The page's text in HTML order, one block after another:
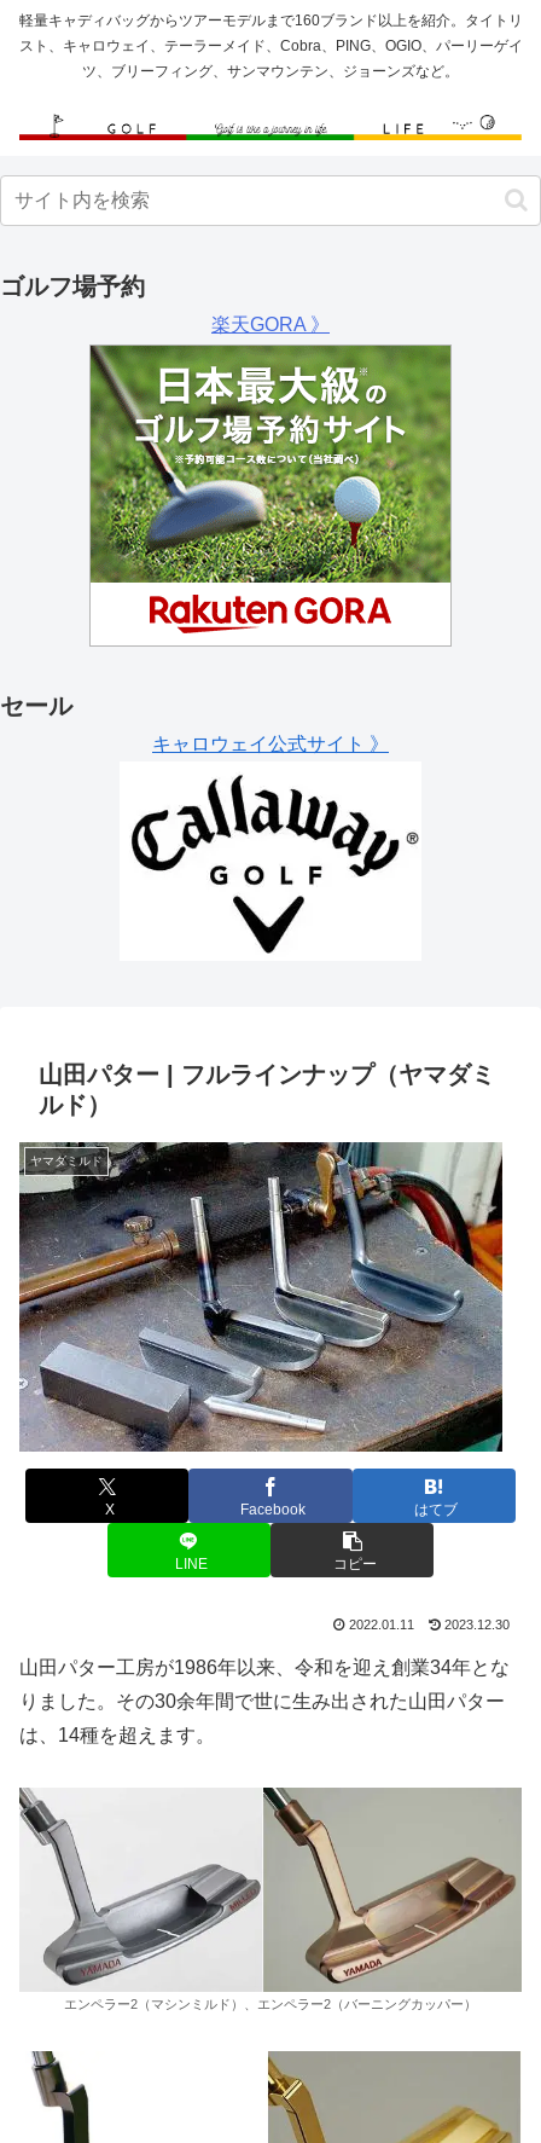
軽量キャディバッグからツアーモデルまで160ブランド以上を紹介。タイトリ
スト、キャロウェイ、テーラーメイド、Cobra、PING、OGIO、パーリーゲイ
ツ、ブリーフィング、サンマウンテン、ジョーンズなど。
ゴルフ場予約
楽天GORA 》
セール
キャロウェイ公式サイト 》
山田パター | フルラインナップ（ヤマダミ
ルド）
ヤマダミルド
X Facebook はてブ
LINE コピー
2022.01.11 2023.12.30
山田パター工房が1986年以来、令和を迎え創業34年とな
りました。その30余年間で世に生み出された山田パター
は、14種を超えます。
エンペラー2（マシンミルド）、エンペラー2（バーニングカッパー）